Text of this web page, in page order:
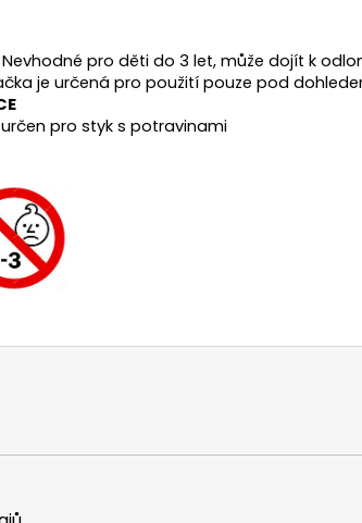
Nevhodné pro děti do 3 let, může dojít k
je určená pro použití pouze pod
pro styk s potravinami